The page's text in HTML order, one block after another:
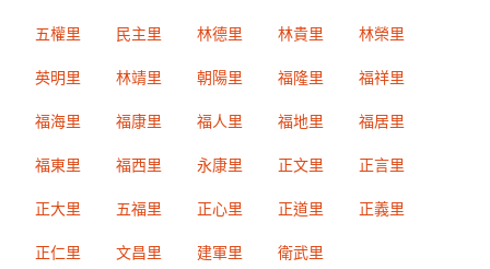
五權里 民主里 林德里 林貴里 林榮里
英明里 林靖里 朝陽里 福隆里 福祥里
福海里 福康里 福人里 福地里 福居里
福東里 福西里 永康里 正文里 正言里
正大里 五福里 正心里 正道里 正義里
正仁里 文昌里 建軍里 衛武里